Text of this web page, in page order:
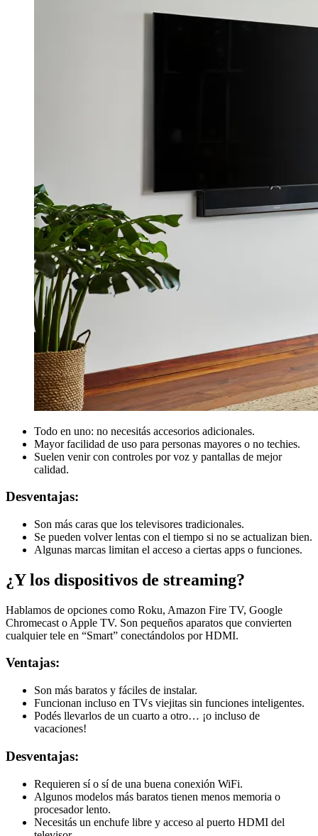
Todo en uno: no necesitás accesorios adicionales.
Mayor facilidad de uso para personas mayores o no techies.
Suelen venir con controles por voz y pantallas de mejor
calidad.
Desventajas:
Son más caras que los televisores tradicionales.
Se pueden volver lentas con el tiempo si no se actualizan bien.
Algunas marcas limitan el acceso a ciertas apps o funciones.
¿Y los dispositivos de streaming?
Hablamos de opciones como Roku, Amazon Fire TV, Google
Chromecast o Apple TV. Son pequeños aparatos que convierten
cualquier tele en “Smart” conectándolos por HDMI.
Ventajas:
Son más baratos y fáciles de instalar.
Funcionan incluso en TVs viejitas sin funciones inteligentes.
Podés llevarlos de un cuarto a otro… ¡o incluso de
vacaciones!
Desventajas:
Requieren sí o sí de una buena conexión WiFi.
Algunos modelos más baratos tienen menos memoria o
procesador lento.
Necesitás un enchufe libre y acceso al puerto HDMI del